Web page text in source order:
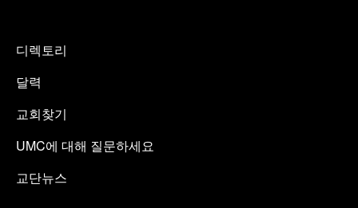
디렉토리
달력
교회찾기
UMC에 대해 질문하세요
교단뉴스